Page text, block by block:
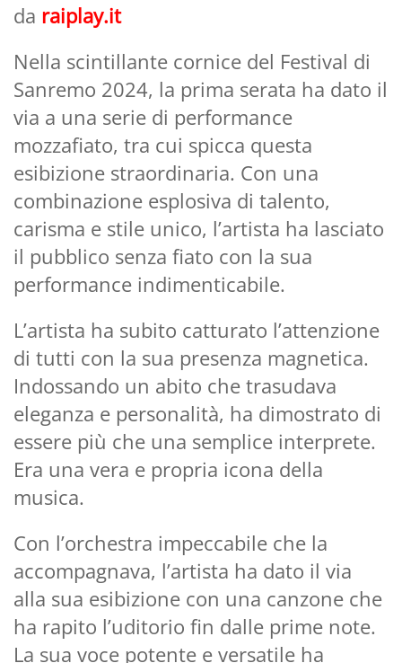
da raiplay.it
Nella scintillante cornice del Festival di
Sanremo 2024, la prima serata ha dato il
via a una serie di performance
mozzafiato, tra cui spicca questa
esibizione straordinaria. Con una
combinazione esplosiva di talento,
carisma e stile unico, l’artista ha lasciato
il pubblico senza fiato con la sua
performance indimenticabile.
L’artista ha subito catturato l’attenzione
di tutti con la sua presenza magnetica.
Indossando un abito che trasudava
eleganza e personalità, ha dimostrato di
essere più che una semplice interprete.
Era una vera e propria icona della
musica.
Con l’orchestra impeccabile che la
accompagnava, l’artista ha dato il via
alla sua esibizione con una canzone che
ha rapito l’uditorio fin dalle prime note.
La sua voce potente e versatile ha